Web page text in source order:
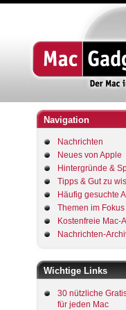
Navigation
Nachrichten
Neues von Apple
Hintergründe &
Tipps & Gut zu
Häufig gesuchte
Themen im Fokus
Kostenfreie Mac-
Nachrichten-
Wichtige Links
30 nützliche
für jeden Mac